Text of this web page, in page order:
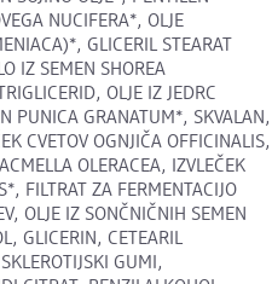
NUCIFERA*, OLJE
GLICERIL STEARAT
IZ SEMEN SHOREA
OLJE IZ JEDRC
PUNICA GRANATUM*, SKVALAN,
CVETOV OGNJIČA OFFICINALIS,
OLERACEA, IZVLEČEK
FILTRAT ZA FERMENTACIJO
OLJE IZ SONČNIČNIH SEMEN
GLICERIN, CETEARIL
GUMI,